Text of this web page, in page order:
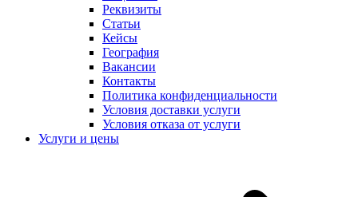
Реквизиты
Статьи
Кейсы
География
Вакансии
Контакты
Политика конфиденциальности
Условия доставки услуги
Условия отказа от услуги
Услуги и цены